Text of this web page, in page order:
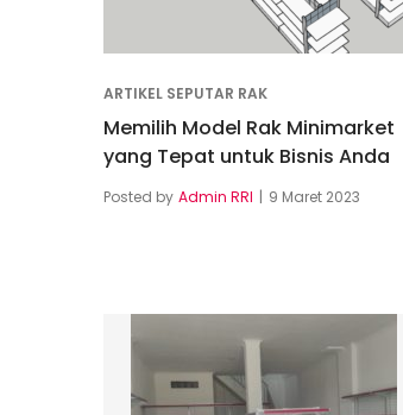
ARTIKEL SEPUTAR RAK
Memilih Model Rak Minimarket
yang Tepat untuk Bisnis Anda
Posted by Admin RRI 9 Maret 2023